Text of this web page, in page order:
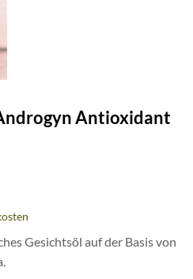
Antioxidant
Gesichtsöl auf der Basis von